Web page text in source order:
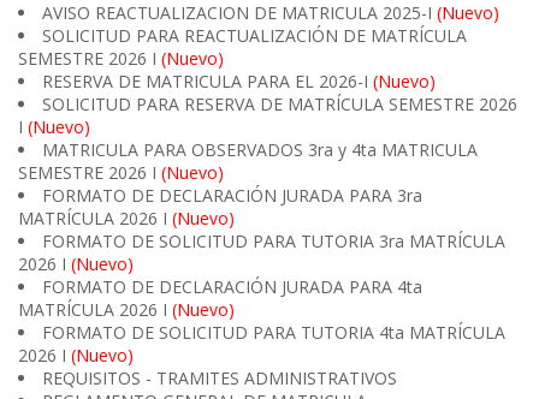
AVISO REACTUALIZACION DE MATRICULA 2025-I (Nuevo)
SOLICITUD PARA REACTUALIZACIÓN DE MATRÍCULA
SEMESTRE 2026 I (Nuevo)
RESERVA DE MATRICULA PARA EL 2026-I (Nuevo)
SOLICITUD PARA RESERVA DE MATRÍCULA SEMESTRE 2026
I (Nuevo)
MATRICULA PARA OBSERVADOS 3ra y 4ta MATRICULA
SEMESTRE 2026 I (Nuevo)
FORMATO DE DECLARACIÓN JURADA PARA 3ra
MATRÍCULA 2026 I (Nuevo)
FORMATO DE SOLICITUD PARA TUTORIA 3ra MATRÍCULA
2026 I (Nuevo)
FORMATO DE DECLARACIÓN JURADA PARA 4ta
MATRÍCULA 2026 I (Nuevo)
FORMATO DE SOLICITUD PARA TUTORIA 4ta MATRÍCULA
2026 I (Nuevo)
REQUISITOS - TRAMITES ADMINISTRATIVOS